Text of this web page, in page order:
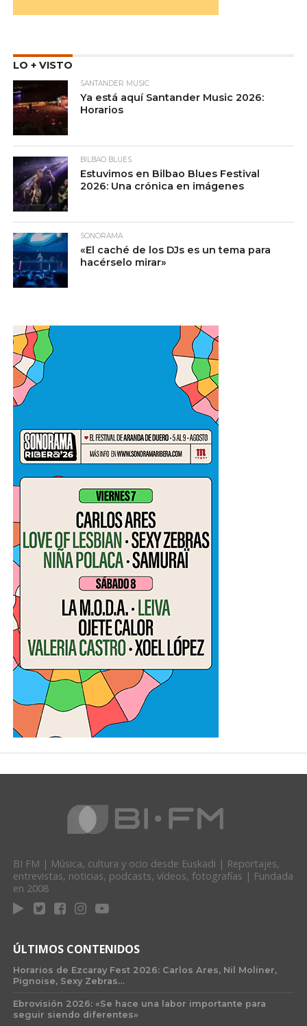
LO + VISTO
SANTANDER MUSIC
Ya está aquí Santander Music 2026:
Horarios
BILBAO BLUES
Estuvimos en Bilbao Blues Festival
2026: Una crónica en imágenes
SONORAMA
«El caché de los DJs es un tema para
hacérselo mirar»
BI FM | Música, cultura y ocio desde Euskadi | Reportajes,
entrevistas, noticias, podcasts, vídeos, fotografías | Fundada
en 2008
ÚLTIMOS CONTENIDOS
Horarios de Ezcaray Fest 2026: Carlos Ares, Nil Moliner,
Pignoise, Sexy Zebras…
Ebrovisión 2026: «Se hace una labor importante para
seguir siendo diferentes»